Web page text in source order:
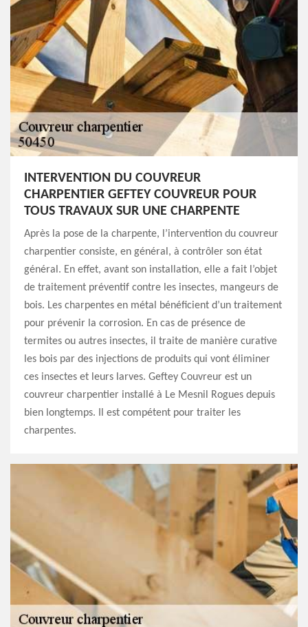
INTERVENTION DU COUVREUR
CHARPENTIER GEFTEY COUVREUR POUR
TOUS TRAVAUX SUR UNE CHARPENTE
Après la pose de la charpente, l’intervention du couvreur
charpentier consiste, en général, à contrôler son état
général. En effet, avant son installation, elle a fait l’objet
de traitement préventif contre les insectes, mangeurs de
bois. Les charpentes en métal bénéficient d’un traitement
pour prévenir la corrosion. En cas de présence de
termites ou autres insectes, il traite de manière curative
les bois par des injections de produits qui vont éliminer
ces insectes et leurs larves. Geftey Couvreur est un
couvreur charpentier installé à Le Mesnil Rogues depuis
bien longtemps. Il est compétent pour traiter les
charpentes.